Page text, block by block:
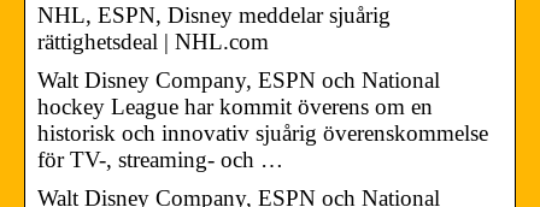
NHL, ESPN, Disney meddelar sjuårig
rättighetsdeal | NHL.com
Walt Disney Company, ESPN och National
hockey League har kommit överens om en
historisk och innovativ sjuårig överenskommelse
för TV-, streaming- och …
Walt Disney Company, ESPN och National